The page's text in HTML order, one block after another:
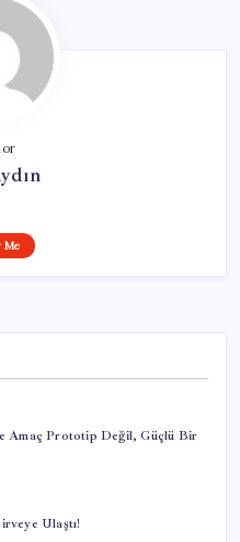
Me
Amaç Prototip Değil, Güçlü Bir
Ulaştı!